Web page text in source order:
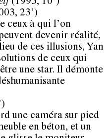
23’)
ceux à qui l’on
devenir réalité,
de ces illusions, Yan
de ceux qui
une star. Il démonte
une caméra sur pied
en béton, et un